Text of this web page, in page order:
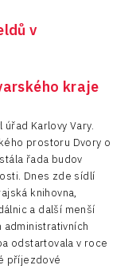
v
kraje
Karlovy Vary.
prostoru Dvory o
řada budov
Dnes zde sídlí
knihovna,
a další menší
administrativních
odstartovala v roce
příjezdové